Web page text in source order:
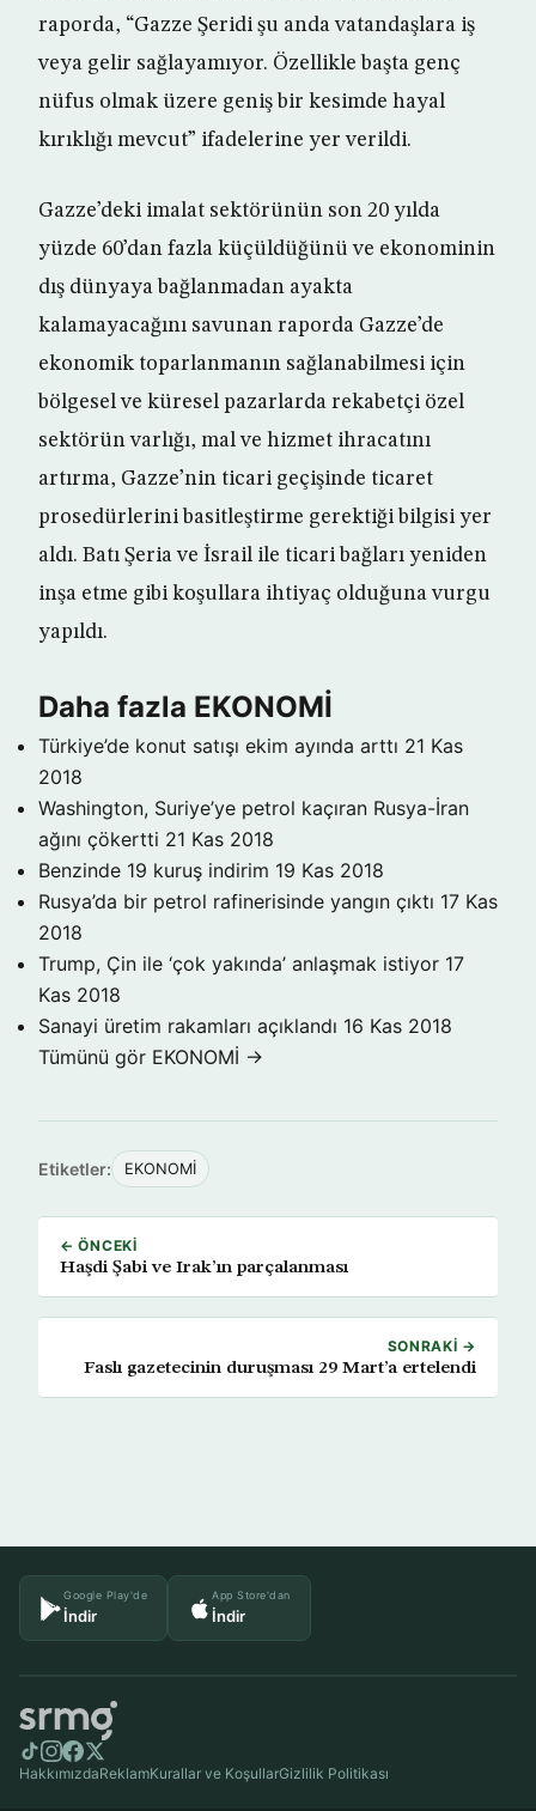
raporda, “Gazze Şeridi şu anda vatandaşlara iş
veya gelir sağlayamıyor. Özellikle başta genç
nüfus olmak üzere geniş bir kesimde hayal
kırıklığı mevcut” ifadelerine yer verildi.
Gazze’deki imalat sektörünün son 20 yılda
yüzde 60’dan fazla küçüldüğünü ve ekonominin
dış dünyaya bağlanmadan ayakta
kalamayacağını savunan raporda Gazze’de
ekonomik toparlanmanın sağlanabilmesi için
bölgesel ve küresel pazarlarda rekabetçi özel
sektörün varlığı, mal ve hizmet ihracatını
artırma, Gazze’nin ticari geçişinde ticaret
prosedürlerini basitleştirme gerektiği bilgisi yer
aldı. Batı Şeria ve İsrail ile ticari bağları yeniden
inşa etme gibi koşullara ihtiyaç olduğuna vurgu
yapıldı.
Daha fazla EKONOMİ
Türkiye’de konut satışı ekim ayında arttı 21 Kas
2018
Washington, Suriye’ye petrol kaçıran Rusya-İran
ağını çökertti 21 Kas 2018
Benzinde 19 kuruş indirim 19 Kas 2018
Rusya’da bir petrol rafinerisinde yangın çıktı 17 Kas
2018
Trump, Çin ile ‘çok yakında’ anlaşmak istiyor 17
Kas 2018
Sanayi üretim rakamları açıklandı 16 Kas 2018
Tümünü gör EKONOMİ →
Etiketler: EKONOMİ
← ÖNCEKI
Haşdi Şabi ve Irak’ın parçalanması
SONRAKI →
Faslı gazetecinin duruşması 29 Mart’a ertelendi
Google Play'de
İndir
App Store'dan
İndir
HakkımızdaReklamKurallar ve KoşullarGizlilik Politikası